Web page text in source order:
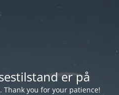
er på
Thank you for your patience!